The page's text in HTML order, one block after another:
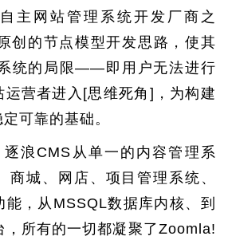
主网站管理系统开发厂商之
创的节点模型开发思路，使其
统的局限——即用户无法进行
运营者进入[思维死角]，为构建
可靠的基础。
浪CMS从单一的内容管理系
商城、网店、项目管理系统、
，从MSSQL数据库内核、到
，所有的一切都凝聚了Zoomla!